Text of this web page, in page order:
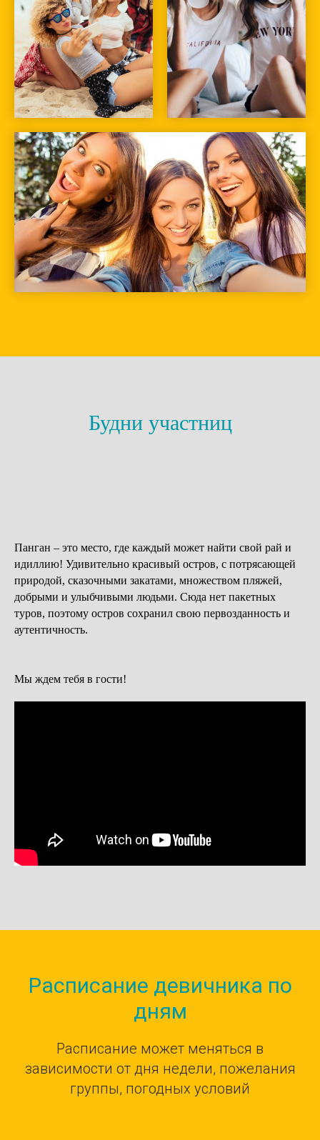
Будни участниц
Панган – это место, где каждый может найти свой рай и
идиллию! Удивительно красивый остров, с потрясающей
природой, сказочными закатами, множеством пляжей,
добрыми и улыбчивыми людьми. Сюда нет пакетных
туров, поэтому остров сохранил свою первозданность и
аутентичность.
Мы ждем тебя в гости!
Расписание девичника по
дням
Расписание может меняться в
зависимости от дня недели, пожелания
группы, погодных условий